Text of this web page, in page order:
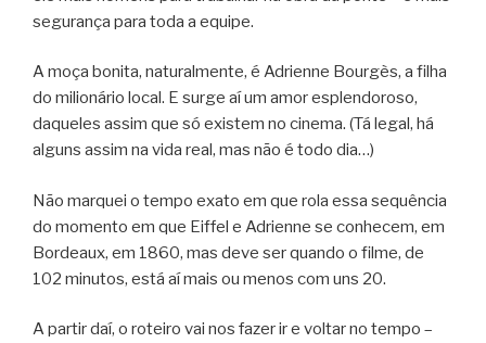
segurança para toda a equipe.
A moça bonita, naturalmente, é Adrienne Bourgès, a filha
do milionário local. E surge aí um amor esplendoroso,
daqueles assim que só existem no cinema. (Tá legal, há
alguns assim na vida real, mas não é todo dia…)
Não marquei o tempo exato em que rola essa sequência
do momento em que Eiffel e Adrienne se conhecem, em
Bordeaux, em 1860, mas deve ser quando o filme, de
102 minutos, está aí mais ou menos com uns 20.
A partir daí, o roteiro vai nos fazer ir e voltar no tempo –